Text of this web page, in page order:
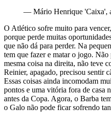
— Mário Henrique 'Caixa',
O Atlético sofre muito para
porque perde muitas
que não dá para perder. Na
tem que fazer e matar o jogo.
mesma coisa na direita, não teve
Reinier, apagado, precisou sentir
Essas coisas ainda incomodam
pontos e uma vitória fora de casa
antes da Copa. Agora, o Barba
o Galo não pode ficar sofrendo